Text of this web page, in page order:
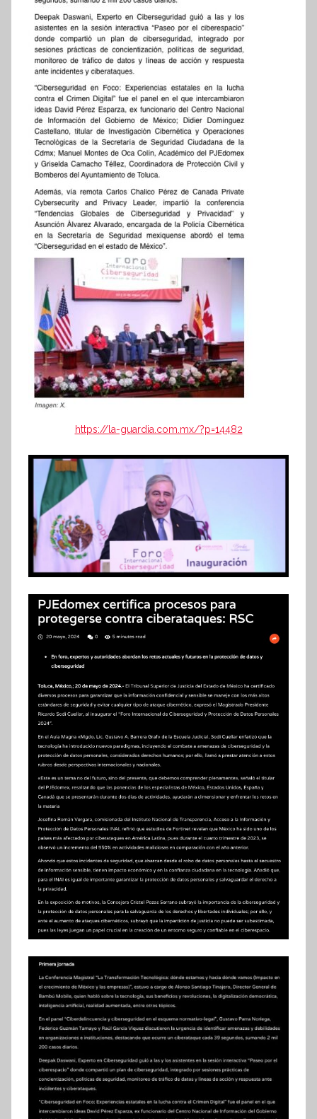
https://la-guardia.com.mx/?p=14482